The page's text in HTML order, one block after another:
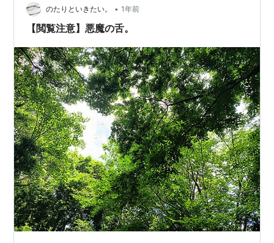
っているところが満潮時の波際です 干潮のせいで付近は
獲物が少ないのか、いつも浜辺で寝そべってい…
のたりといきたい。 • 1年前
【閲覧注意】悪魔の舌。